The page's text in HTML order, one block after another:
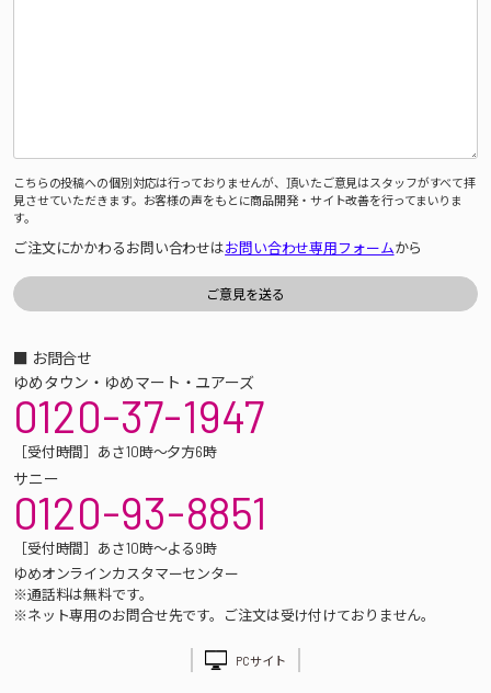
こちらの投稿への個別対応は行っておりませんが、頂いたご意見はスタッフがすべて拝
見させていただきます。お客様の声をもとに商品開発・サイト改善を行ってまいりま
す。
ご注文にかかわるお問い合わせはお問い合わせ専用フォームから
■ お問合せ
ゆめタウン・ゆめマート・ユアーズ
0120-37-1947
［受付時間］あさ10時～夕方6時
サニー
0120-93-8851
［受付時間］あさ10時～よる9時
ゆめオンラインカスタマーセンター
※通話料は無料です。
※ネット専用のお問合せ先です。ご注文は受け付けておりません。
PCサイト